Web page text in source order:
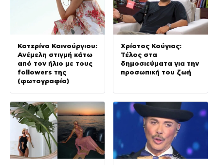
Κατερίνα Καινούργιου:
Ανέμελη στιγμή κάτω
από τον ήλιο με τους
followers της
(φωτογραφία)
Χρίστος Κούγιας:
Τέλος στα
δημοσιεύματα για την
προσωπική του ζωή